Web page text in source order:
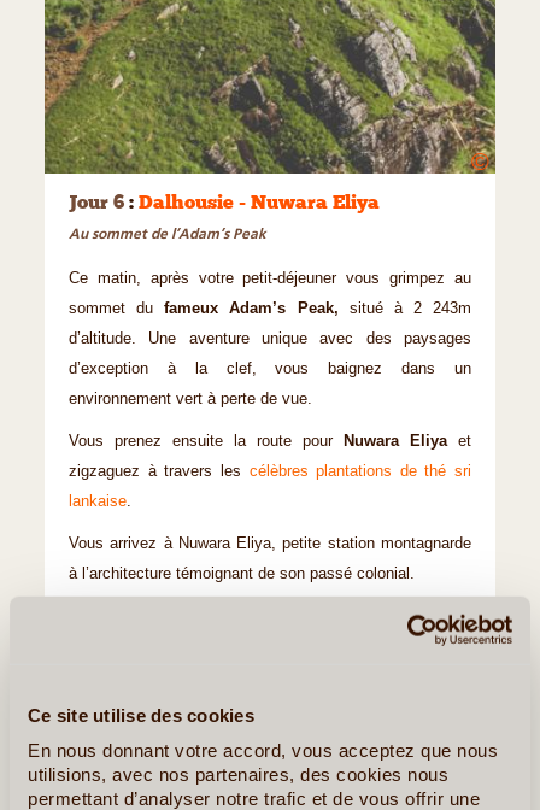
Ce site utilise des cookies
En nous donnant votre accord, vous acceptez que nous
utilisions, avec nos partenaires, des cookies nous
permettant d’analyser notre trafic et de vous offrir une
©
Jour 6 : Dalhousie - Nuwara Eliya
Au sommet de l’Adam’s Peak
Ce matin, après votre petit-déjeuner vous grimpez au
sommet dufameux Adam’s Peak, situé à 2 243m
d’altitude. Une aventure unique avec des paysages
d’exception à la clef, vous baignez dans un
environnement vert à perte de vue.
Vous prenez ensuite la route pour Nuwara Eliyaet
zigzaguez à travers les célèbres plantations de thé sri
lankaise.
Vous arrivez à Nuwara Eliya, petite station montagnarde
à l’architecture témoignant de son passé colonial.